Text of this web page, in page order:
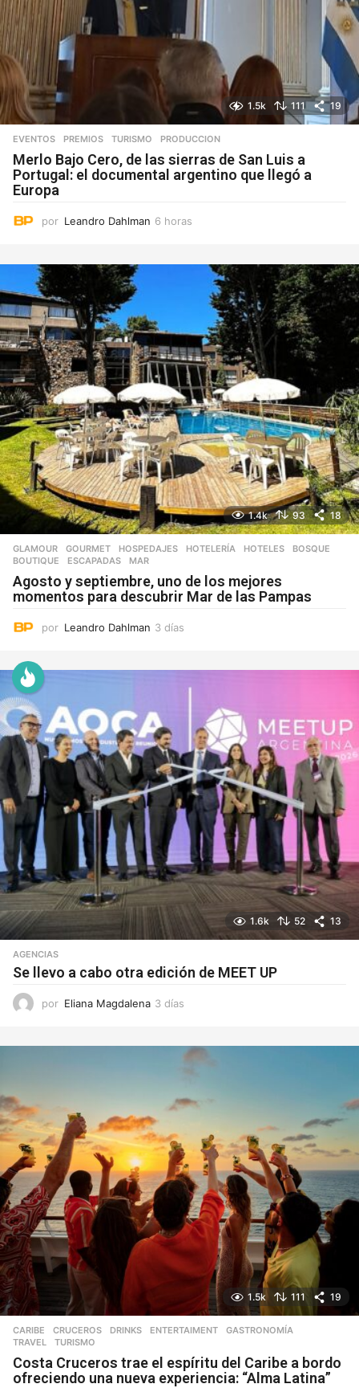
1.5k 111 19
EVENTOS ,PREMIOS ,TURISMO PRODUCCION
Merlo Bajo Cero, de las sierras de San Luis a
Portugal: el documental argentino que llegó a
Europa
por Leandro Dahlman 6 horas
r
1.4k 93 18
GLAMOUR ,GOURMET ,HOSPEDAJES ,HOTELERÍA ,HOTELES BOSQUE
BOUTIQUE
,ESCAPADAS ,MAR
Agosto y septiembre, uno de los mejores
momentos para descubrir Mar de las Pampas
por Leandro Dahlman 3 días
a
s
1.6k 52 13
AGENCIAS
Se llevo a cabo otra edición de MEET UP
por Eliana Magdalena 3 días
a
s
1.5k 111 19
CARIBE ,CRUCEROS ,DRINKS ,ENTERTAIMENT ,GASTRONOMÍA
TRAVEL
,TURISMO
Costa Cruceros trae el espíritu del Caribe a bordo
ofreciendo una nueva experiencia: “Alma Latina”